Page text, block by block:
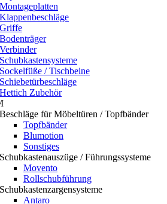
Montageplatten
Klappenbeschläge
Griffe
Bodenträger
Verbinder
Schubkastensysteme
Sockelfüße / Tischbeine
Schiebetürbeschläge
Hettich Zubehör
Beschläge für Möbeltüren / Topfbänder
Topfbänder
Blumotion
Sonstiges
Schubkastenauszüge / Führungssysteme
Movento
Rollschubführung
Schubkastenzargensysteme
Antaro